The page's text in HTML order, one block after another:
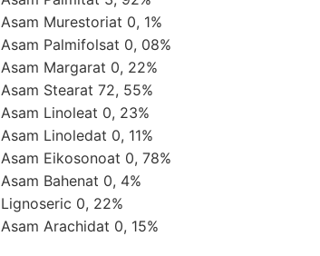
Asam Murestoriat 0, 1%
Asam Palmifolsat 0, 08%
Asam Margarat 0, 22%
Asam Stearat 72, 55%
Asam Linoleat 0, 23%
Asam Linoledat 0, 11%
Asam Eikosonoat 0, 78%
Asam Bahenat 0, 4%
Lignoseric 0, 22%
Asam Arachidat 0, 15%